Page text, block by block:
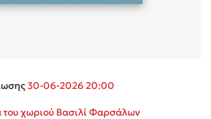
30-06-2026 20:00
του χωριού Βασιλί Φαρσάλων